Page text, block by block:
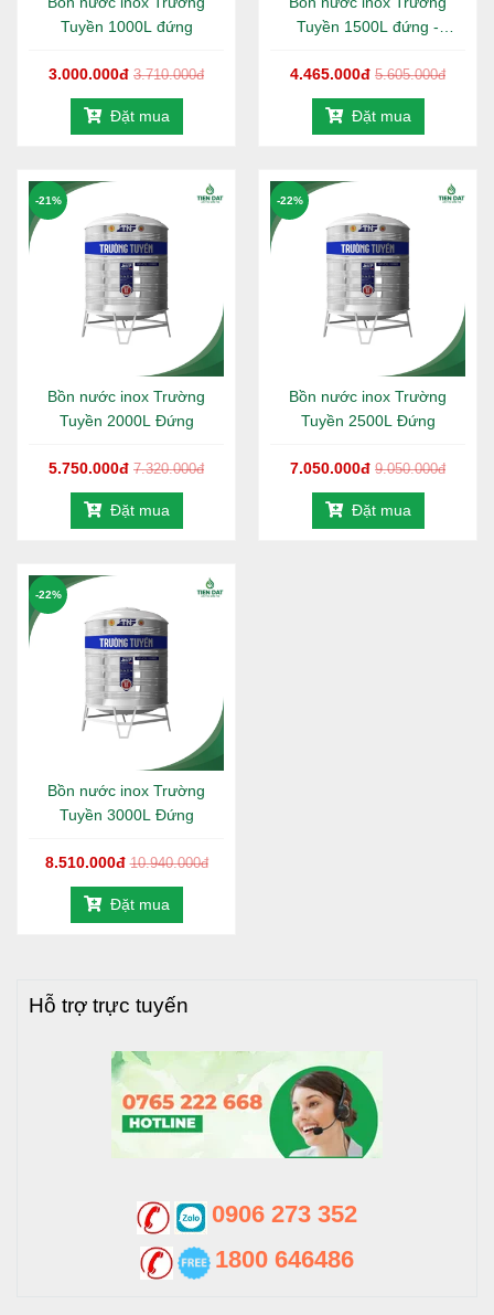
ưu diện tích lắp đặt; bề mặt inox sáng bóng, mang
Thân bồn:Thiết kế đa gân tăng cứng, giúp bồn chịu
lực tốt, hạn chế móp méo và biến dạng trong quá
trình sử dụng lâu dài.
độ ổn định và an toàn khi lắp đặt trên nhiều vị trí
Công nghệ sản xuất:
Bồn được sản xuất theo công
nghệ tiên tiến loại bỏ hoàn toàn mối hàn và điểm nối
giữa cổ và thân bồn, giúp tăng độ kín, ngăn ngừa rò
Bảo hành:Sản phẩm 5 năm, bảo trì 12 năm chính
hãng Trường Tuyền.
___________________________________
1500L đứng - 1140mm
Bồn nướcinox Trường Tuyền đứng 1500L - 1140mm –
sạn, trường học... Sản phẩm được chế tạo từ chất liệu inox
dày, bền bỉ theo thời gian, chống gỉ sét hiệu quả. Bảo hành
chính hãng 5 năm và hỗ trợ bảo trì lên đến 12 năm, đảm
bảo an tâm sử dụng dài lâu.
Bồn nướcinox Toàn Mỹ Trường Tuyền 1500L đứng -
1140mm với công nghệ tiên tiến mà Toàn Mỹ cải tiến và áp
dụng; đã giúp bồn inox loại bỏ hoàn toàn đường hàn, các
vết ghép nối cổ với thân bồn. Chất liệu inox SUS 304 đảm
bảo vệ sinh an toàn thực phẩm cho người dùng. Bồn inox
chứa nước Trường Tuyền có thiết kế sang trọng, bền vững
Không nên lắp đặt bồn nước ở mép trần, mép lan can, bề
phẩm cho người dùng. Bồn nước inox Trường Tuyền chỉ
cho nơi nhiễm phèn; nhiễm mặn. Tìm hiểu thêm về ưu và
nhược điểm giữa bồn inox và bồn nhựa.
inox Trường Tuyền 1500L đứng
Tuyền 1000L đứng
3.000.000đ 3.710.000đ
Đặt mua
Tuyền 1500L đứng -
4.465.000đ 5.605.000đ
Đặt mua
Bồn nước inox Trường
Tuyền 2000L Đứng
5.750.000đ 7.320.000đ
-21%
Đặt mua
Bồn nước inox Trường
Tuyền 2500L Đứng
7.050.000đ 9.050.000đ
-22%
Đặt mua
Bồn nước inox Trường
Tuyền 3000L Đứng
8.510.000đ 10.940.000đ
-22%
Đặt mua
Hỗ trợ trực tuyến
0906 273 352
1800 646486